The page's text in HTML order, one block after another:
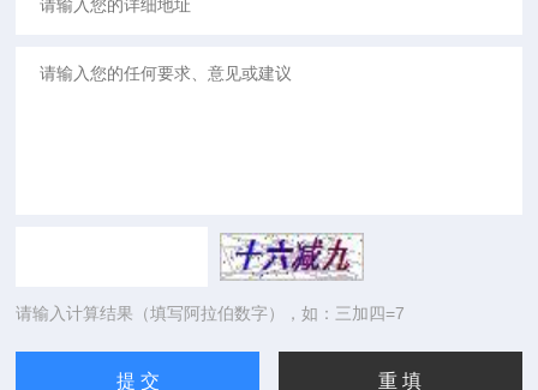
请输入计算结果（填写阿拉伯数字），如：三加四=7